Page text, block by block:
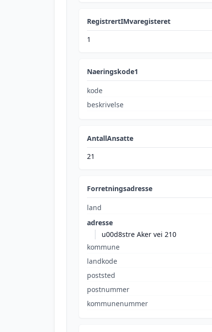
RegistrertIMvaregisteret
1
Naeringskode1
kode
beskrivelse
AntallAnsatte
21
Forretningsadresse
land
adresse
u00d8stre Aker vei 210
kommune
landkode
poststed
postnummer
kommunenummer